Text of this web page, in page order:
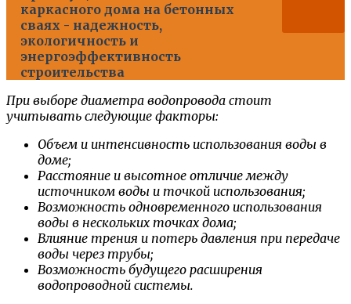
каркасного дома на бетонных
сваях - надежность,
экологичность и
энергоэффективность
строительства
При выборе диаметра водопровода стоит
учитывать следующие факторы:
Объем и интенсивность использования воды в
доме;
Расстояние и высотное отличие между
источником воды и точкой использования;
Возможность одновременного использования
воды в нескольких точках дома;
Влияние трения и потерь давления при передаче
воды через трубы;
Возможность будущего расширения
водопроводной системы.